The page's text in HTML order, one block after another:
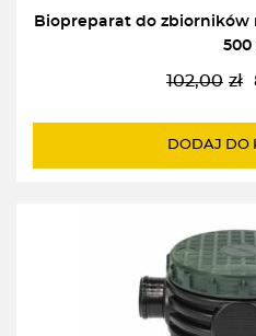
Biopreparat do zbiorników
500
102,00 zł
DODAJ DO